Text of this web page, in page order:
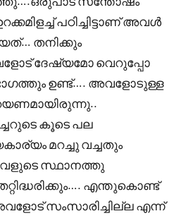
പഠിച്ചിട്ടാണ് അവൾ
തനിക്കും
ദേഷ്യമോ വെറുപ്പോ
ഉണ്ട്…. അവളോടുള്ള
കൂടെ പല
മറച്ചു വച്ചതും
അവളുടെ സ്ഥാനത്തു
എന്തുകൊണ്ട്
സംസാരിച്ചില്ല എന്ന്